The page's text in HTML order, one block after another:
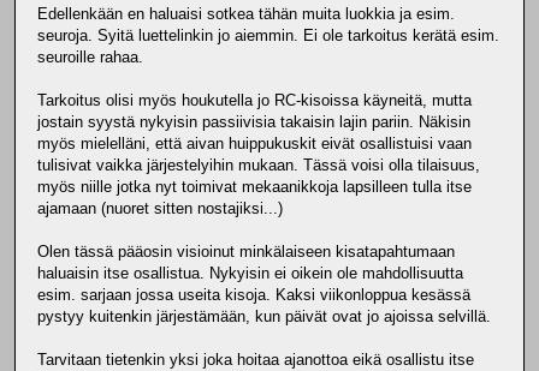
Edellenkään en haluaisi sotkea tähän muita luokkia ja esim.
seuroja. Syitä luettelinkin jo aiemmin. Ei ole tarkoitus kerätä esim.
seuroille rahaa.
Tarkoitus olisi myös houkutella jo RC-kisoissa käyneitä, mutta
jostain syystä nykyisin passiivisia takaisin lajin pariin. Näkisin
myös mielelläni, että aivan huippukuskit eivät osallistuisi vaan
tulisivat vaikka järjestelyihin mukaan. Tässä voisi olla tilaisuus,
myös niille jotka nyt toimivat mekaanikkoja lapsilleen tulla itse
ajamaan (nuoret sitten nostajiksi...)
Olen tässä pääosin visioinut minkälaiseen kisatapahtumaan
haluaisin itse osallistua. Nykyisin ei oikein ole mahdollisuutta
esim. sarjaan jossa useita kisoja. Kaksi viikonloppua kesässä
pystyy kuitenkin järjestämään, kun päivät ovat jo ajoissa selvillä.
Tarvitaan tietenkin yksi joka hoitaa ajanottoa eikä osallistu itse